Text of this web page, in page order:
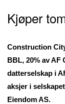
Kjøper
Construction
BBL, 20% av AF
datterselskap i
aksjer i
Eiendom AS.